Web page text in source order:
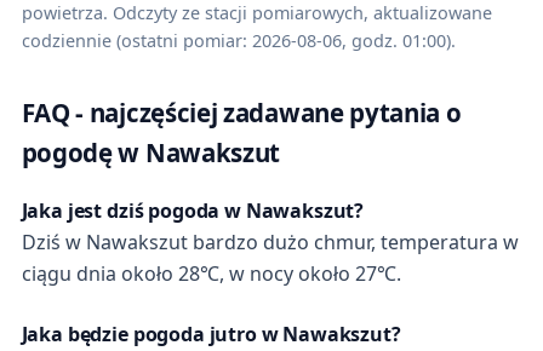
powietrza. Odczyty ze stacji pomiarowych, aktualizowane
codziennie (ostatni pomiar: 2026-08-06, godz. 01:00).
FAQ - najczęściej zadawane pytania o
pogodę w Nawakszut
Jaka jest dziś pogoda w Nawakszut?
Dziś w Nawakszut bardzo dużo chmur, temperatura w
ciągu dnia około 28℃, w nocy około 27℃.
Jaka będzie pogoda jutro w Nawakszut?